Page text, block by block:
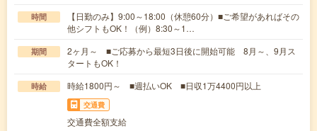
時間
【日勤のみ】9:00～18:00（休憩60分）■ご希望があればその
他シフトもOK！（例）8:30～1…
期間
2ヶ月～ ■ご応募から最短3日後に開始可能 8月～、9月ス
タートもOK！
時給 時給1800円～ ■週払いOK ■日収1万4400円以上
交通費
交通費全額支給